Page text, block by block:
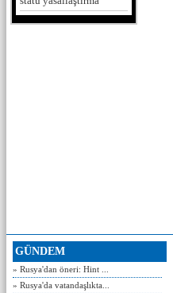
GÜNDEM
» Rusya'dan öneri: Hint ...
» Rusya'da vatandaşlıkta...